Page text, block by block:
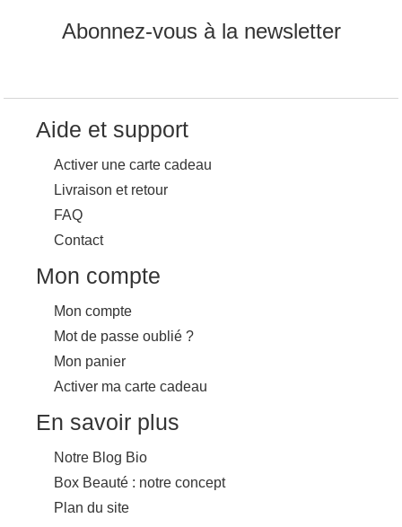
Abonnez-vous à la newsletter
Aide et support
Activer une carte cadeau
Livraison et retour
FAQ
Contact
Mon compte
Mon compte
Mot de passe oublié ?
Mon panier
Activer ma carte cadeau
En savoir plus
Notre Blog Bio
Box Beauté : notre concept
Plan du site